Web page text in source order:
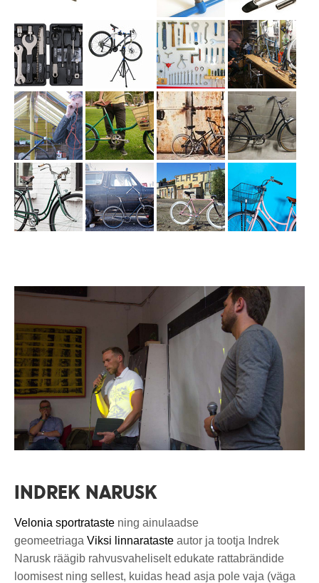
INDREK NARUSK
Velonia sportrataste ning ainulaadse
geomeetriaga Viksi linnarataste autor ja tootja Indrek
Narusk räägib rahvusvaheliselt edukate rattabrändide
loomisest ning sellest, kuidas head asja pole vaja (väga